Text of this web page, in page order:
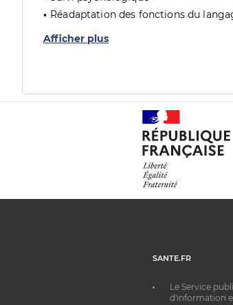
Réadaptation des fonctions du
Afficher plus
SANTE.FR
Le Service
d'information